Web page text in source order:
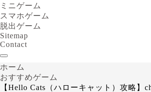
ミニゲーム
スマホゲーム
脱出ゲーム
Sitemap
Contact
ホーム
おすすめゲーム
【Hello Cats（ハローキャット）攻略】